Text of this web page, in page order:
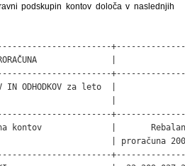
podskupin kontov določa v naslednjih
+---------------+
|      |787 Prejeta sredstva od drugih         |      11.658,96|
|      |evropskih institucij                   |               |
+------+---------------------------------------+---------------+
|      |II. SKUPAJ ODHODKI                     |  21.639.962,92|
+------+---------------------------------------+---------------+
|40    |TEKOČI ODHODKI                         |   4.979.715,79|
+------+---------------------------------------+---------------+
|      |400 Plače in drugi izdatki zaposlenim  |     823.079,46|
+------+---------------------------------------+---------------+
|      |401 Prispevki delodajalcev za socialno |     141.662,28|
|      |varnost                                |               |
+------+---------------------------------------+---------------+
|      |402 Izdatki za blago in storitve       |   3.339.934,99|
+------+---------------------------------------+---------------+
|      |403 Plačila domačih obresti            |     230.000,00|
+------+---------------------------------------+---------------+
|      |409 Rezerve                            |     445.039,06|
+------+---------------------------------------+---------------+
|41    |TEKOČI TRANSFERI                       |   5.738.374,87|
+------+---------------------------------------+---------------+
|      |410 Subvencije                         |      46.658,00|
+------+---------------------------------------+---------------+
|      |411 Transferi posameznikom in          |   3.171.103,20|
|      |gospodinjstvom                         |               |
+------+---------------------------------------+---------------+
|      |412 Transferi neprofitnim organizacijam|   1.385.954,67|
|      |in ustanovam                           |               |
+------+---------------------------------------+---------------+
|      |413 Drugi tekoči domači transferi      |   1.134.659,00|
+------+---------------------------------------+---------------+
|      |414 Tekoči transferi v tujino          |               |
+------+---------------------------------------+---------------+
|42    |INVESTICIJSKI ODHODKI                  |  10.117.806,26|
+------+---------------------------------------+---------------+
|      |420 Nakup in gradnja osnovnih sredstev |  10.117.806,26|
+------+---------------------------------------+---------------+
|43    |INVESTICIJSKI TANSFERI                 |     804.066,00|
+------+---------------------------------------+---------------+
|      |431 Investicijski transferi pravnim in |     220.231,00|
|      |fizičnim osebam, ki niso proračunski   |               |
|      |uporabniki                             |               |
+------+---------------------------------------+---------------+
|      |432 Investicijski transferi            |     583.835,00|
|      |proračunskim uporabnikom               |               |
+------+---------------------------------------+---------------+
|      |III. PRORAČUNSKI PRESEŽEK              |     569.064,36|
+------+---------------------------------------+---------------+
|      |(PRORAČUNSKI PRIMANJKLJAJ ali presežek)|               |
+------+---------------------------------------+---------------+
|B.    |RAČUN FINANČNIH TERJATEV IN NALOŽB     |               |
+------+---------------------------------------+---------------+
|      |IV. PREJETA VRAČILA DANIH POSOJIL IN   |               |
+------+---------------------------------------+---------------+
|      |PRODAJA KAPITALSKIH DELEŽEV            |      39.726,17|
+------+---------------------------------------+---------------+
|75    |PREJETA VRAČILA DANIH POSOJIL          |               |
+------+---------------------------------------+---------------+
|      |750 Prejeta vračila danih posojil      |               |
+------+---------------------------------------+---------------+
|      |751 Prodaja kapitalskih deležev        |               |
+------+---------------------------------------+---------------+
|      |753 Prejeta vračila danih posojil      |      39.726,17|
|      |vključenim v EZR                       |               |
+------+---------------------------------------+---------------+
|      |V. DANA POSOJILA IN POVEČANJE          |           0,00|
|      |KAPITALSKIH DELEŽEV                    |               |
+------+---------------------------------------+---------------+
|44    |POSOJILA IN POVEČANJE KAPITALSKIH      |               |
|      |DELEŽEV                                |               |
+------+---------------------------------------+---------------+
|      |440 Dana posojila                      |           0,00|
+------+---------------------------------------+---------------+
|      |VI. PREJETA MINUS DANA POSOJILA IN     |      39.726,17|
|      |SPREMEMBE KAPITALSKIH DELEŽEV          |               |
+------+---------------------------------------+---------------+
|C.    |RAČUN FINANCIRANJA                     |               |
+------+---------------------------------------+---------------+
|      |VII. ZADOLŽEVANJE (500)                |           0,00|
+------+---------------------------------------+---------------+
|50    |ZADOLŽEVANJE                           |               |
+------+---------------------------------------+---------------+
|      |500 Domače zadolževanje                |           0,00|
+------+---------------------------------------+---------------+
|      |VIII. ODPLAČILO DOLGA (550)            |     615.000,00|
+------+---------------------------------------+---------------+
|55    |ODPLAČILO DOLGA                        |               |